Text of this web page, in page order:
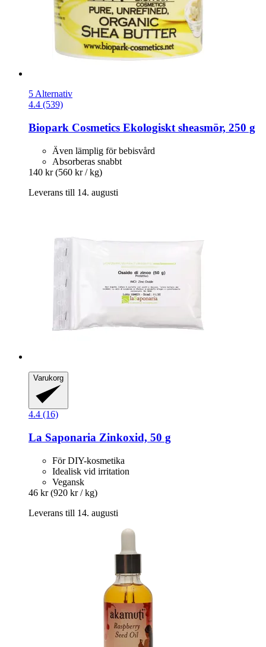
5 Alternativ
4.4 (539)
Biopark Cosmetics Ekologiskt sheasmör, 250 g
Även lämplig för bebisvård
Absorberas snabbt
140 kr (560 kr / kg)
Leverans till 14. augusti
Varukorg
4.4 (16)
La Saponaria Zinkoxid, 50 g
För DIY-kosmetika
Idealisk vid irritation
Vegansk
46 kr (920 kr / kg)
Leverans till 14. augusti